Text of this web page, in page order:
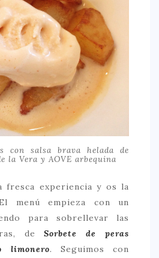
con salsa brava helada de
la Vera y AOVE arbequina
fresca experiencia y os la
El menú empieza con un
para sobrellevar las
deSorbete de peras
limonero. Seguimos con